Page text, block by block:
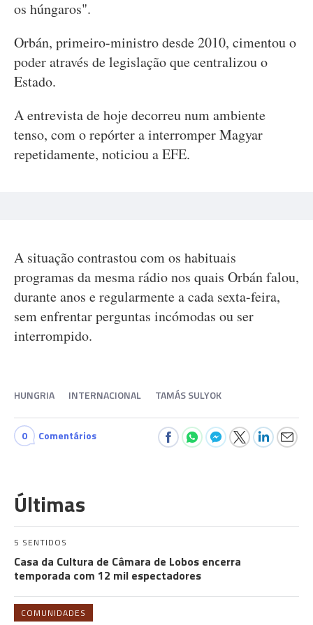
os húngaros".
Orbán, primeiro-ministro desde 2010, cimentou o
poder através de legislação que centralizou o
Estado.
A entrevista de hoje decorreu num ambiente
tenso, com o repórter a interromper Magyar
repetidamente, noticiou a EFE.
A situação contrastou com os habituais
programas da mesma rádio nos quais Orbán falou,
durante anos e regularmente a cada sexta-feira,
sem enfrentar perguntas incómodas ou ser
interrompido.
HUNGRIA INTERNACIONAL TAMÁS SULYOK
0 Comentários
Últimas
5 SENTIDOS
Casa da Cultura de Câmara de Lobos encerra
temporada com 12 mil espectadores
COMUNIDADES